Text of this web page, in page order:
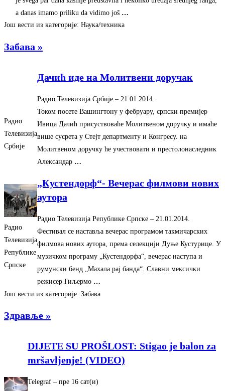
a danas imamo priliku da vidimo još …
Још вести из категорије: Наука/техника
Забава »
Радио
Телевизија
Србије
Дачић иде на Молитвени доручак
Радио Телевизија Србије – ‎21.01.2014.‎
Током посете Вашингтону у фебруару, српски премијер
Ивица Дачић присуствоваће Молитвеном доручку и имаће
више сусрета у Стејт департменту и Конгресу. на
Молитвеном доручку ће учествовати и престолонаследник
Александар …
Радио
Телевизија
Републике
Српске
„Кустендорф“- Вечерас филмови нових
аутора
Радио Телевизија Републике Српске – ‎21.01.2014.‎
Фестивал се наставља вечерас програмом такмичарских
филмова нових аутора, према селекцији Дуње Кустурице. У
музичком програму „Кустендорфа“, вечерас наступа и
румунски бенд „Махала рај банда“. Славни мексички
режисер Гиљермо …
Још вести из категорије: Забава
Здравље »
DIJETE SU PROŠLOST: Stigao je balon za
mršavljenje! (VIDEO)
Telegraf – ‎пре 16 сат(и)‎